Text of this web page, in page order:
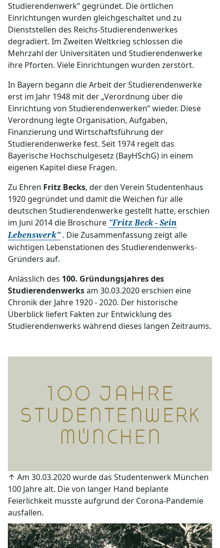
Studierendenwerk” gegründet. Die örtlichen
Einrichtungen wurden gleichgeschaltet und zu
Dienststellen des Reichs-Studierendenwerkes
degradiert. Im Zweiten Weltkrieg schlossen die
Mehrzahl der Universitäten und Studierendenwerke
ihre Pforten. Viele Einrichtungen wurden zerstört.
In Bayern begann die Arbeit der Studierendenwerke
erst im Jahr 1948 mit der „Verordnung über die
Einrichtung von Studierendenwerken” wieder. Diese
Verordnung legte Organisation, Aufgaben,
Finanzierung und Wirtschaftsführung der
Studierendenwerke fest. Seit 1974 regelt das
Bayerische Hochschulgesetz (BayHSchG) in einem
eigenen Kapitel diese Fragen.
Zu Ehren Fritz Becks, der den Verein Studentenhaus
1920 gegründet und damit die Weichen für alle
deutschen Studierendenwerke gestellt hatte, erschien
im Juni 2014 die Broschüre "Fritz Beck - Sein
Lebenswerk". Die Zusammenfassung zeigt alle
wichtigen Lebenstationen des Studierendenwerks-
Gründers auf.
Anlässlich des 100. Gründungsjahres des
Studierendenwerksam 30.03.2020 erschien eine
Chronik der Jahre 1920 - 2020. Der historische
Überblick liefert Fakten zur Entwicklung des
Studierendenwerks während dieses langen Zeitraums.
↑ Am 30.03.2020 wurde das Studentenwerk München
100 Jahre alt. Die von langer Hand beplante
Feierlichkeit musste aufgrund der Corona-Pandemie
ausfallen.